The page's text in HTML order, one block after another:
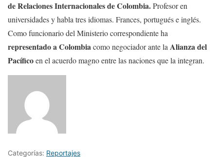
de RelacionesInternacionales de Colombia.Profesor en
universidades y habla tres idiomas. Frances, portugués e inglés.
Como funcionario del Ministerio correspondiente ha
representado a Colombiacomo negociador ante la Alianza del
Pacíficoen el acuerdo magno entre las naciones que la integran.
Categorías: Reportajes